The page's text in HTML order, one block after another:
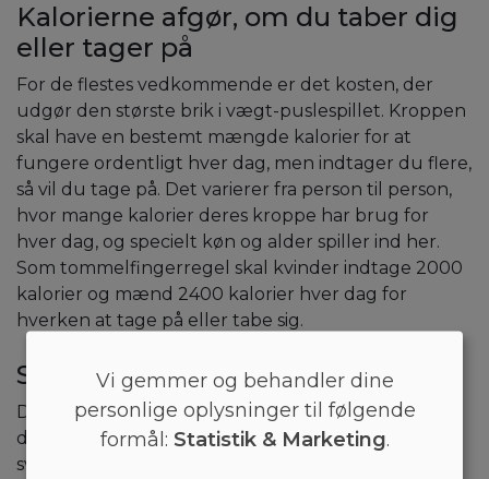
Kalorierne afgør, om du taber dig
eller tager på
For de flestes vedkommende er det kosten, der
udgør den største brik i vægt-puslespillet. Kroppen
skal have en bestemt mængde kalorier for at
fungere ordentligt hver dag, men indtager du flere,
så vil du tage på. Det varierer fra person til person,
hvor mange kalorier deres kroppe har brug for
hver dag, og specielt køn og alder spiller ind her.
Som tommelfingerregel skal kvinder indtage 2000
kalorier og mænd 2400 kalorier hver dag for
hverken at tage på eller tabe sig.
Sundere kost
Det betyder, at du bør starte med at se din kost og
dine madvaner efter i sømmene. Det kan være en
svær opgave, men forsøg at tælle, hvor mange
Vi gemmer og behandler dine
personlige oplysninger til følgende
formål: Statistik & Marketing.